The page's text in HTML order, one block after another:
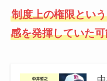
制度上の権限とい
感を発揮していた